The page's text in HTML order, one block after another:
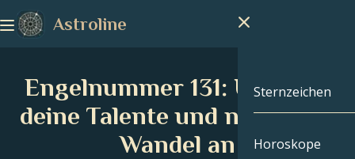
Astroline
Sternzeichen
Sternzeichen
Horoskope
Engelnummer 131: Umarme
deine Talente und nimm den
Wandel an